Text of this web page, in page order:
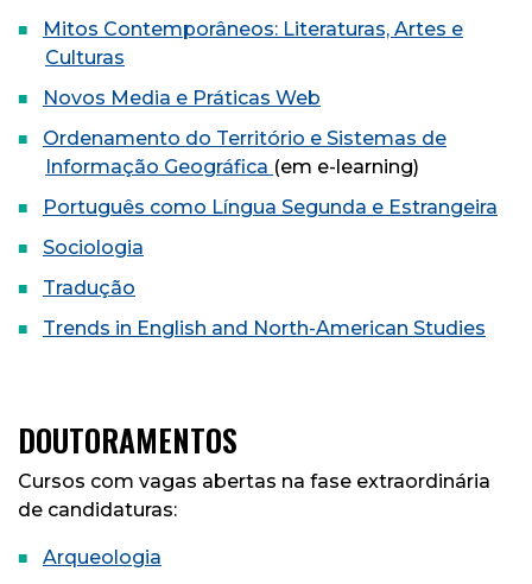
Mitos Contemporâneos: Literaturas, Artes e
Culturas
Novos Media e Práticas Web
Ordenamento do Território e Sistemas de
Informação Geográfica (em e-learning)
Português como Língua Segunda e Estrangeira
Sociologia
Tradução
Trends in English and North-American Studies
DOUTORAMENTOS
Cursos com vagas abertas na fase extraordinária
de candidaturas:
Arqueologia